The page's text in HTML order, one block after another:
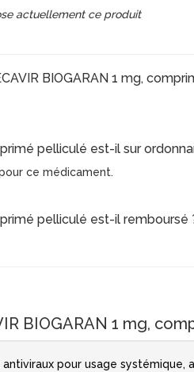
actuellement ce produit
BIOGARAN 1 mg,
pelliculé est-il sur
ce médicament.
pelliculé est-il remboursé
BIOGARAN 1 mg,
pour usage